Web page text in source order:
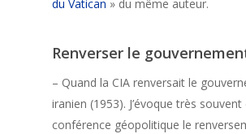
du Vatican » du même auteur.
Renverser le
– Quand la CIA renversait le
iranien (1953). J’évoque très souvent
conférence géopolitique le